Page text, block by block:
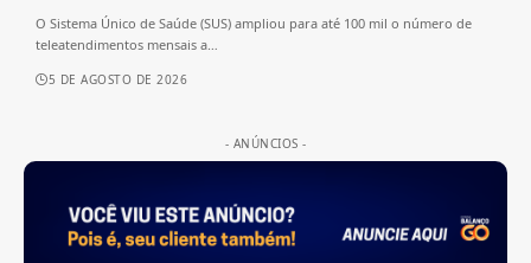
O Sistema Único de Saúde (SUS) ampliou para até 100 mil o número de
teleatendimentos mensais a
5 DE AGOSTO DE 2026
- ANÚNCIOS -